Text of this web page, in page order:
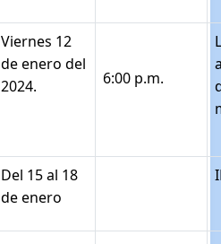
Viernes 12
de enero del
2024.
6:00 p.m.
Del 15 al 18
de enero